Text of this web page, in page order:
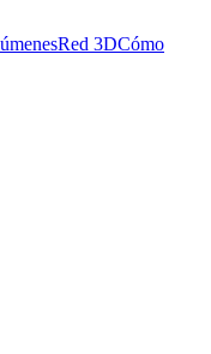
Red 3DCómo